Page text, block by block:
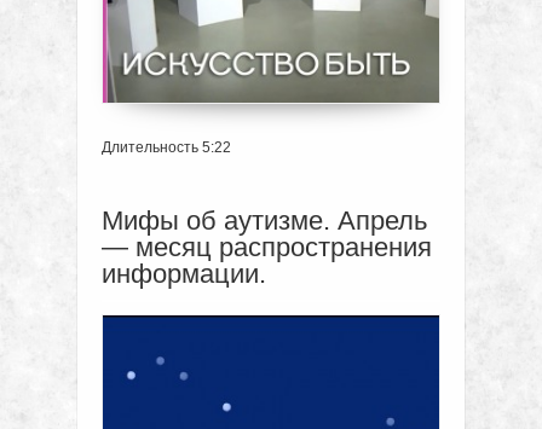
Длительность 5:22
Мифы об аутизме. Апрель
— месяц распространения
информации.